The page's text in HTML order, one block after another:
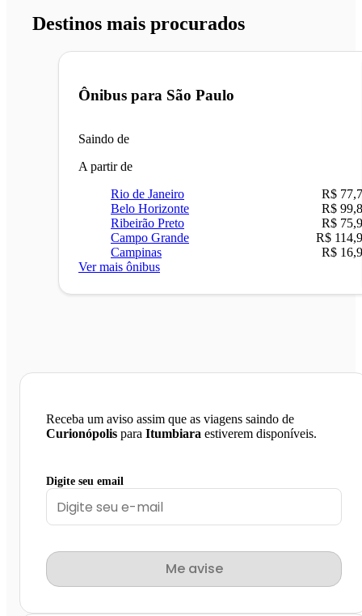
Destinos mais procurados
Ônibus para São Paulo
Saindo de
A partir de
Rio de Janeiro
R$
Belo Horizonte
R$
Ribeirão Preto
R$
Campo Grande
R$
Campinas
R$
Ver mais ônibus
Receba um aviso assim que as viagens saindo de
Curionópolis para Itumbiara estiverem disponíveis.
Digite seu email
Me avise